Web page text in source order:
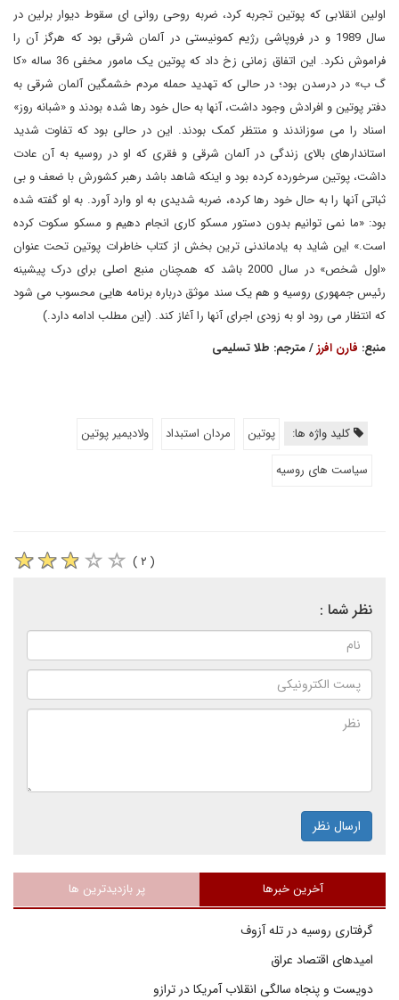
اولین انقلابی که پوتین تجربه کرد، ضربه روحی روانی ای سقوط دیوار برلین در
سال 1989 و در فروپاشی رژیم کمونیستی در آلمان شرقی بود که هرگز آن را
فراموش نکرد. این اتفاق زمانی زخ داد که پوتین یک مامور مخفی 36 ساله «کا
گ ب» در درسدن بود؛ در حالی که تهدید حمله مردم خشمگین آلمان شرقی به
دفتر پوتین و افرادش وجود داشت، آنها به حال خود رها شده بودند و «شبانه روز»
اسناد را می سوزاندند و منتظر کمک بودند. این در حالی بود که تفاوت شدید
استاندارهای بالای زندگی در آلمان شرقی و فقری که او در روسیه به آن عادت
داشت، پوتین سرخورده کرده بود و اینکه شاهد باشد رهبر کشورش با ضعف و بی
ثباتی آنها را به حال خود رها کرده، ضربه شدیدی به او وارد آورد. به او گفته شده
بود: «ما نمی توانیم بدون دستور مسکو کاری انجام دهیم و مسکو سکوت کرده
است.» این شاید به یادماندنی ترین بخش از کتاب خاطرات پوتین تحت عنوان
«اول شخص» در سال 2000 باشد که همچنان منبع اصلی برای درک پیشینه
رئیس جمهوری روسیه و هم یک سند موثق درباره برنامه هایی محسوب می شود
که انتظار می رود او به زودی اجرای آنها را آغاز کند. (این مطلب ادامه دارد.)
منبع: فارن افرز/ مترجم: طلا تسلیمی
کلید واژه ها: پوتین مردان استبداد
ولادیمیر پوتین
سیاست های روسیه
( ۲ )
نظر شما :
ارسال نظر
آخرین خبرها پر بازدیدترین ها
گرفتاری روسیه در تله آزوف
امیدهای اقتصاد عراق
دویست و پنجاه سالگی انقلاب آمریکا در ترازو